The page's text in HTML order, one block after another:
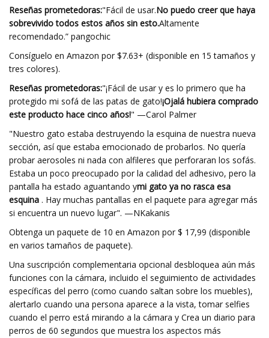
Reseñas prometedoras:"Fácil de usar.No puedo creer que haya
sobrevivido todos estos años sin esto.Altamente
recomendado.” pangochic
Consíguelo en Amazon por $7.63+ (disponible en 15 tamaños y
tres colores).
Reseñas prometedoras:"¡Fácil de usar y es lo primero que ha
protegido mi sofá de las patas de gato!¡Ojalá hubiera comprado
este producto hace cinco años!" —Carol Palmer
"Nuestro gato estaba destruyendo la esquina de nuestra nueva
sección, así que estaba emocionado de probarlos. No quería
probar aerosoles ni nada con alfileres que perforaran los sofás.
Estaba un poco preocupado por la calidad del adhesivo, pero la
pantalla ha estado aguantando ymi gato ya no rasca esa
esquina . Hay muchas pantallas en el paquete para agregar más
si encuentra un nuevo lugar". —NKakanis
Obtenga un paquete de 10 en Amazon por $ 17,99 (disponible
en varios tamaños de paquete).
Una suscripción complementaria opcional desbloquea aún más
funciones con la cámara, incluido el seguimiento de actividades
específicas del perro (como cuando saltan sobre los muebles),
alertarlo cuando una persona aparece a la vista, tomar selfies
cuando el perro está mirando a la cámara y Crea un diario para
perros de 60 segundos que muestra los aspectos más